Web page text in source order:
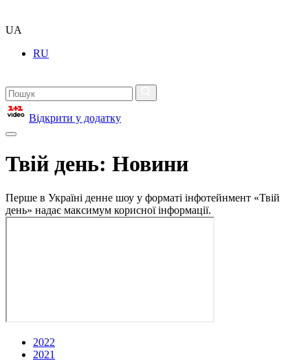
UA
RU
Відкрити у додатку
Твій день: Новини
Перше в Україні денне шоу у форматі інфотейнмент «Твій
день» надає максимум корисної інформації.
2022
2021